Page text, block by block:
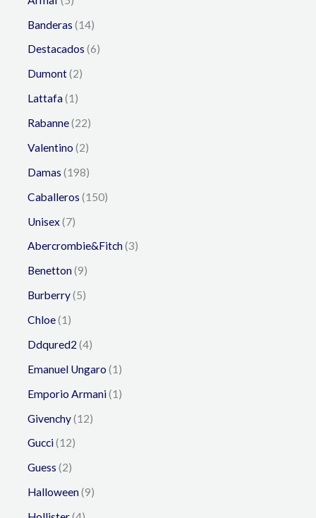
Banderas 14
Destacados 6
Dumont 2
Lattafa 1
Rabanne 22
Valentino 2
Damas 198
Caballeros 150
Unisex 7
Abercrombie&Fitch 3
Benetton 9
Burberry 5
Chloe 1
Ddqured2 4
Emanuel Ungaro 1
Emporio Armani 1
Givenchy 12
Gucci 12
Guess 2
Halloween 9